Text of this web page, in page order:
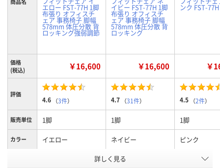
商品名
エロー FST-77H 1脚
布張り オフィスチ
ェア 事務椅子 脚幅
578mm 体圧分散 背
ロッキング強弱調節
イビー FST-77H 1脚
布張り オフィスチ
ェア 事務椅子 脚幅
578mm 体圧分散 背
ロッキング
ンク FST-
価格
(税込)
￥16,600 ￥16,600 ￥
評価
4.6 （3件） 4.7 （31件） 4.5 （2件）
販売単位 1脚 1脚 1脚
カラー イエロー ネイビー ピンク
3578990 P116520
詳しく見る